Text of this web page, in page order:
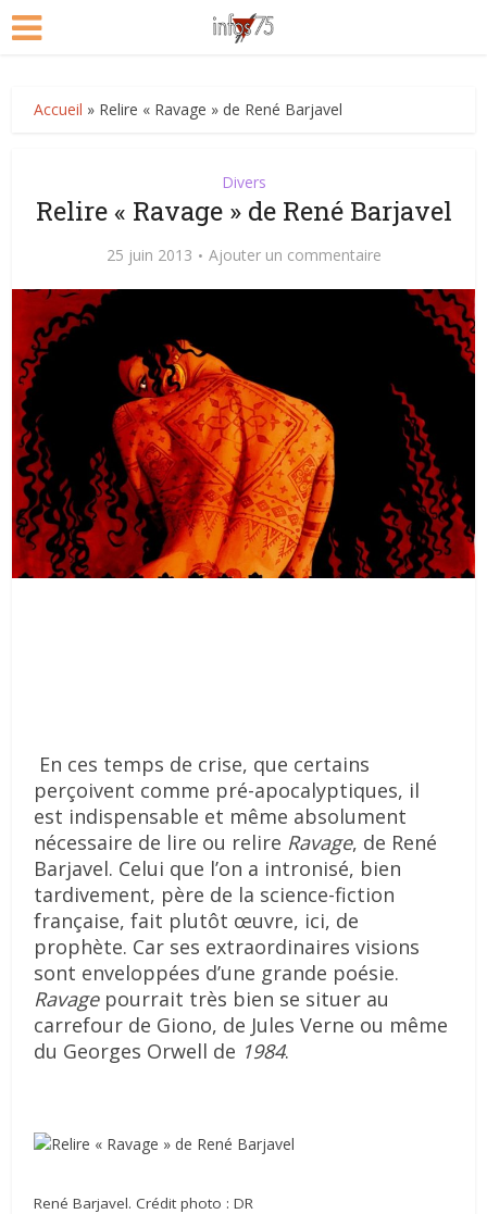
Accueil » Relire « Ravage » de René Barjavel
Divers
Relire « Ravage » de René Barjavel
25 juin 2013 Ajouter un commentaire
En ces temps de crise, que certains
perçoivent comme pré-apocalyptiques, il
est indispensable et même absolument
nécessaire de lire ou relire Ravage, de René
Barjavel. Celui que l’on a intronisé, bien
tardivement, père de la science-fiction
française, fait plutôt œuvre, ici, de
prophète. Car ses extraordinaires visions
sont enveloppées d’une grande poésie.
Ravagepourrait très bien se situer au
carrefour de Giono, de Jules Verne ou même
du Georges Orwell de 1984.
René Barjavel. Crédit photo : DR